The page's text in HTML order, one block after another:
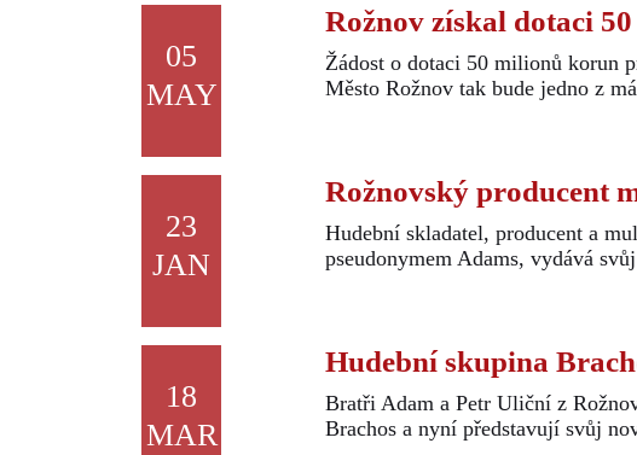
05
MAY
Rožnov získal dotaci
Žádost o dotaci 50 milionů korun
Město Rožnov tak bude jedno z
23
JAN
Rožnovský producent
Hudební skladatel, producent a
pseudonymem Adams, vydává
18
MAR
Hudební skupina
Bratři Adam a Petr Uliční z
Brachos a nyní představují svůj